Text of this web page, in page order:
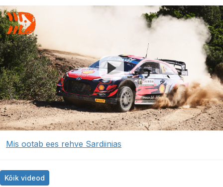
Mis ootab ees rehve Sardiinias
Kõik videod